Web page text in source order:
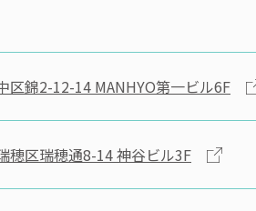
区錦2-12-14 MANHYO第一ビル6F
穂区瑞穂通8-14 神谷ビル3F